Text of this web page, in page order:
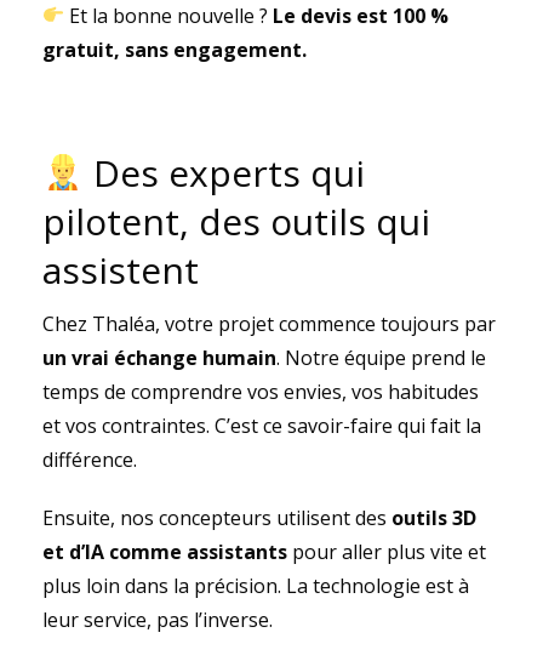
Et la bonne nouvelle ? Le devis est 100 %
gratuit, sans engagement.
Des experts qui
pilotent, des outils qui
assistent
Chez Thaléa, votre projet commence toujours par
un vrai échange humain. Notre équipe prend le
temps de comprendre vos envies, vos habitudes
et vos contraintes. C’est ce savoir-faire qui fait la
différence.
Ensuite, nos concepteurs utilisent des outils 3D
et d’IA comme assistants pour aller plus vite et
plus loin dans la précision. La technologie est à
leur service, pas l’inverse.